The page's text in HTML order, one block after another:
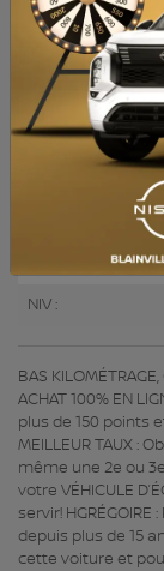
MOTEUR (L) :
CARBURANT :
COULEUR
PORTES :
COULEUR
NUMÉRO DE
NIV :
BAS
ACHAT 100% EN
plus de 150 points
MEILLEUR TAUX :
même une 2e ou
votre VÉHICULE
servir! HGRÉGOIRE
depuis plus de 15
cette voiture et